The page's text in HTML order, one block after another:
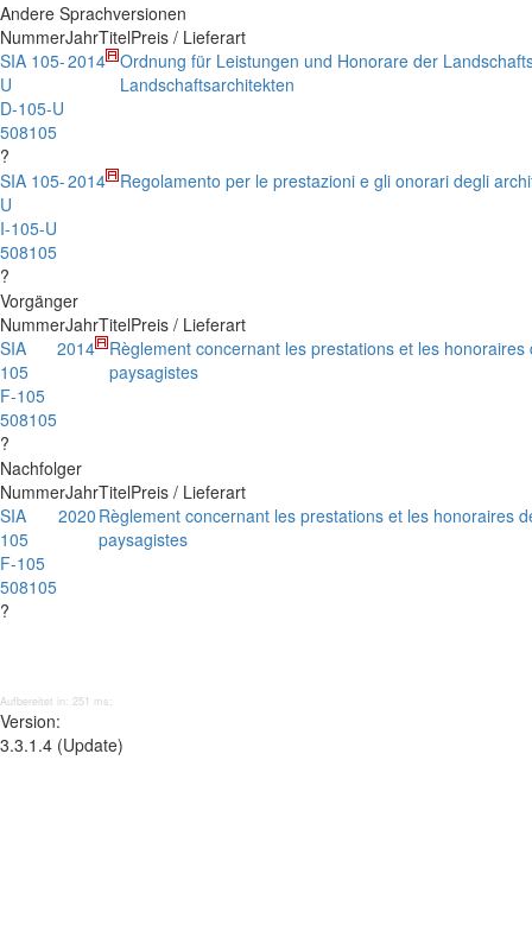
Andere Sprachversionen
NummerJahrTitelPreis / Lieferart
SIA 105-
U
D-105-U
508105
?
2014 Ordnung für Leistungen und Honorare der
Landschaftsarchitekten
SIA 105-
U
I-105-U
508105
?
2014 Regolamento per le prestazioni e gli onorari degli
Vorgänger
NummerJahrTitelPreis / Lieferart
SIA
105
F-105
508105
?
2014
Règlement concernant les prestations et les honoraires
paysagistes
Nachfolger
NummerJahrTitelPreis / Lieferart
SIA
105
F-105
508105
?
2020 Règlement concernant les prestations et les honoraires
paysagistes
Aufbereitet in: 251 ms;
Version:
3.3.1.4 (Update)